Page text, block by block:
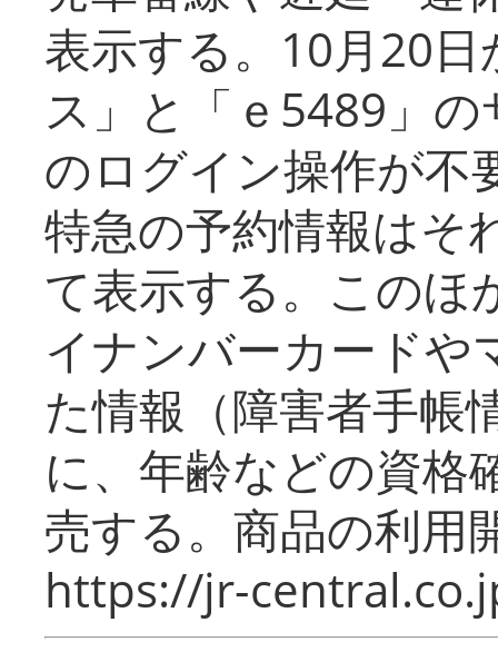
表示する。10月20
ス」と「ｅ5489」
のログイン操作が不
特急の予約情報はそ
て表示する。このほ
イナンバーカードや
た情報（障害者手帳
に、年齢などの資格
売する。商品の利用
https://jr-